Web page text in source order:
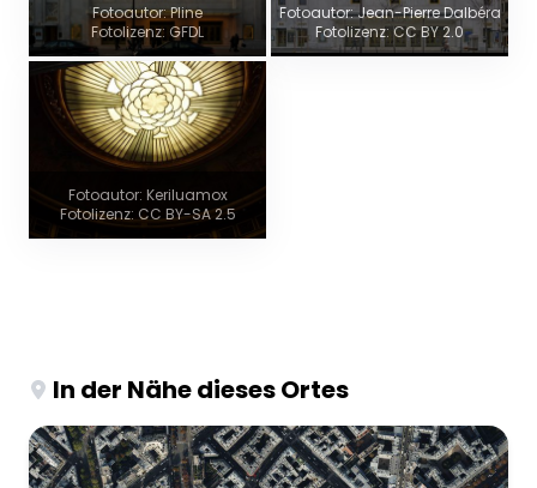
Fotoautor: Pline
Fotolizenz: GFDL
Fotoautor: Jean-Pierre Dalbéra
Fotolizenz: CC BY 2.0
Fotoautor: Keriluamox
Fotolizenz: CC BY-SA 2.5
In der Nähe dieses Ortes